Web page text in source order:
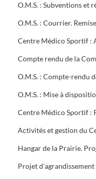
O.M.S. : Courrier.
Compte rendu de la
O.M.S. : Compte-rendu
O.M.S. : Mise à
Centre Médico Sportif :
Activités et gestion du
Hangar de la Prairie.